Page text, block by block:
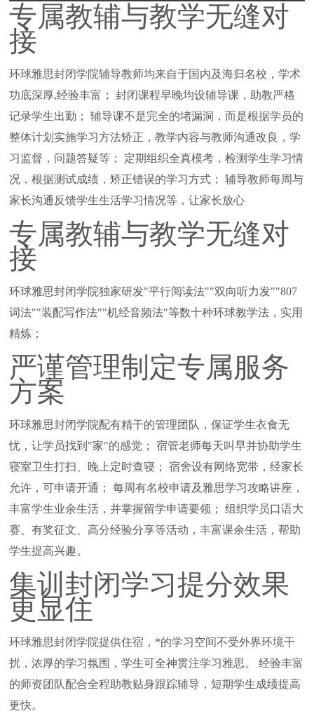
专属教辅与教学无缝对
接
环球雅思封闭学院辅导教师均来自于国内及海归名校，学术
功底深厚,经验丰富； 封闭课程早晚均设辅导课，助教严格
记录学生出勤； 辅导课不是完全的堵漏洞，而是根据学员的
整体计划实施学习方法矫正，教学内容与教师沟通改良，学
习监督，问题答疑等； 定期组织全真模考，检测学生学习情
况，根据测试成绩，矫正错误的学习方式； 辅导教师每周与
家长沟通反馈学生生活学习情况等，让家长放心
专属教辅与教学无缝对
接
环球雅思封闭学院独家研发"平行阅读法""双向听力发""807
词法""装配写作法""机经音频法"等数十种环球教学法，实用
精炼；
严谨管理制定专属服务
方案
环球雅思封闭学院配有精干的管理团队，保证学生衣食无
忧，让学员找到"家"的感觉； 宿管老师每天叫早并协助学生
寝室卫生打扫、晚上定时查寝； 宿舍设有网络宽带，经家长
允许，可申请开通； 每周有名校申请及雅思学习攻略讲座，
丰富学生业余生活，并掌握留学申请要领； 组织学员口语大
赛、有奖征文、高分经验分享等活动，丰富课余生活，帮助
学生提高兴趣。
集训封闭学习提分效果
更显住
环球雅思封闭学院提供住宿，*的学习空间不受外界环境干
扰，浓厚的学习氛围，学生可全神贯注学习雅思。 经验丰富
的师资团队配合全程助教贴身跟踪辅导，短期学生成绩提高
更快。